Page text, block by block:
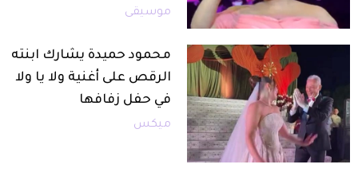
موسيقى
محمود حميدة يشارك ابنته
الرقص على أغنية ولا يا ولا
في حفل زفافها
ميكس